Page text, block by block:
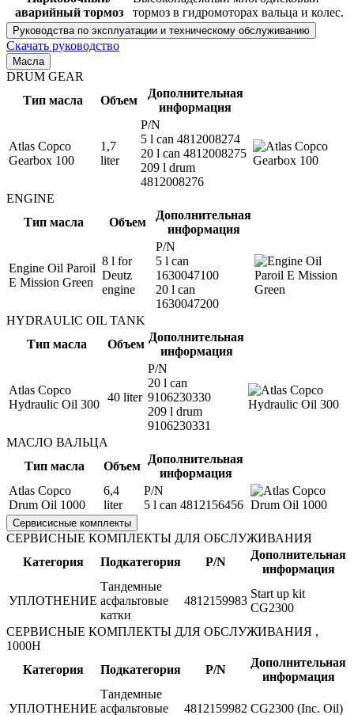
аварийный тормоз
тормоз в гидромоторах вальца и колес.
Руководства по эксплуатации и техническому обслуживанию
Скачать руководство
Масла
DRUM GEAR
Тип масла
Объем
Дополнительная
информация
Atlas Copco
Gearbox 100
1,7
liter
P/N
5 l can 4812008274
20 l can 4812008275
209 l drum
4812008276
ENGINE
Тип масла
Объем
Дополнительная
информация
Engine Oil Paroil
E Mission Green
8 l for
Deutz
engine
P/N
5 l can
1630047100
20 l can
1630047200
HYDRAULIC OIL TANK
Тип масла
Объем
Дополнительная
информация
Atlas Copco
Hydraulic Oil 300
40 liter
P/N
20 l can
9106230330
209 l drum
9106230331
МАСЛО ВАЛЬЦА
Тип масла
Объем
Дополнительная
информация
Atlas Copco
Drum Oil 1000
6,4
liter
P/N
5 l can 4812156456
Сервисисные комплекты
CЕРВИСНЫЕ КОМПЛЕКТЫ ДЛЯ ОБСЛУЖИВАНИЯ
Категория
Подкатегория P/N
Дополнительная
информация
УПЛОТНЕНИЕ
Тандемные
асфальтовые
катки
4812159983
Start up kit
CG2300
CЕРВИСНЫЕ КОМПЛЕКТЫ ДЛЯ ОБСЛУЖИВАНИЯ ,
1000H
Категория
Подкатегория P/N
Дополнительная
информация
УПЛОТНЕНИЕ
Тандемные
асфальтовые
4812159982 CG2300 (Inc. Oil)